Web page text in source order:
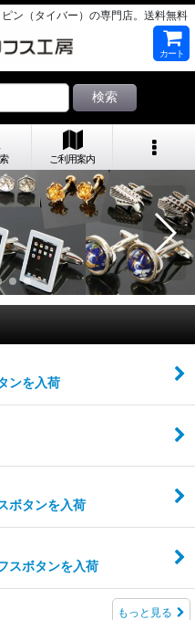
ン（タイバー）の専門店。送料無料
カート
検索
ご利用案内
ンを入荷
ボタンを入荷
スボタンを入荷
もっと見る